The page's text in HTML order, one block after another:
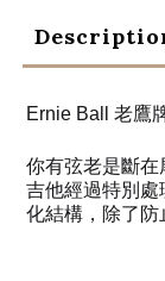
Ernie Ball 老鷹
你有弦老是斷
吉他經過特別處
化結構，除了防